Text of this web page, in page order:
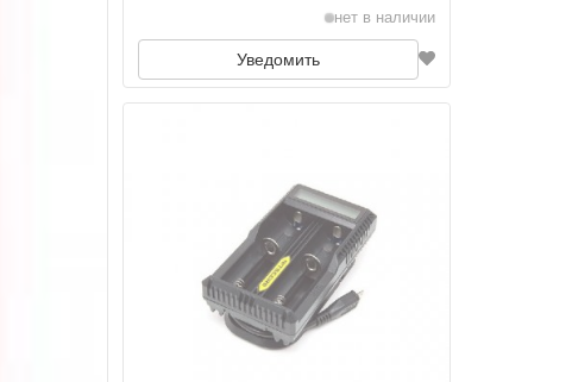
нет в наличии
Уведомить